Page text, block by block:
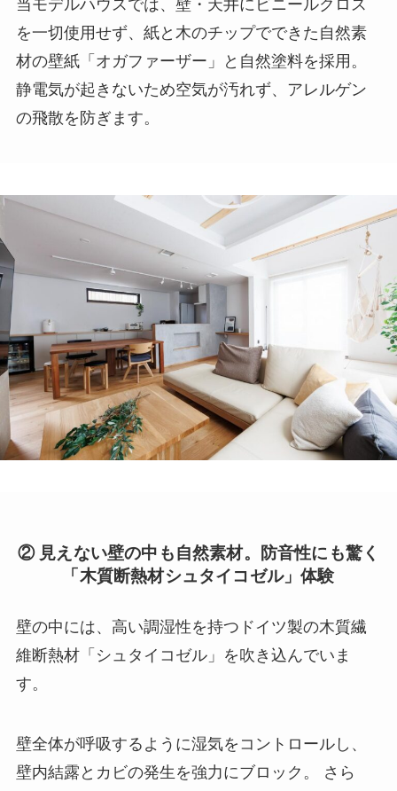
当モデルハウスでは、壁・天井にビニールクロス
を一切使用せず、紙と木のチップでできた自然素
材の壁紙「オガファーザー」と自然塗料を採用。
静電気が起きないため空気が汚れず、アレルゲン
の飛散を防ぎます。
② 見えない壁の中も自然素材。防音性にも驚く
「木質断熱材シュタイコゼル」体験
壁の中には、高い調湿性を持つドイツ製の木質繊
維断熱材「シュタイコゼル」を吹き込んでいま
す。
壁全体が呼吸するように湿気をコントロールし、
壁内結露とカビの発生を強力にブロック。 さら